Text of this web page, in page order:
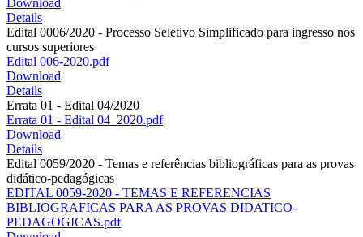
Details
Edital 0006/2020 - Processo Seletivo Simplificado para ingresso nos
cursos superiores
Edital 006-2020.pdf
Download
Details
Errata 01 - Edital 04/2020
Errata 01 - Edital 04_2020.pdf
Download
Details
Edital 0059/2020 - Temas e referências bibliográficas para as provas
didático-pedagógicas
EDITAL 0059-2020 - TEMAS E REFERENCIAS
BIBLIOGRAFICAS PARA AS PROVAS DIDATICO-
PEDAGOGICAS.pdf